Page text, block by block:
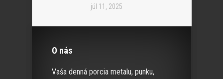
júl 11, 2025
O nás
Vaša denná porcia metalu, punku,